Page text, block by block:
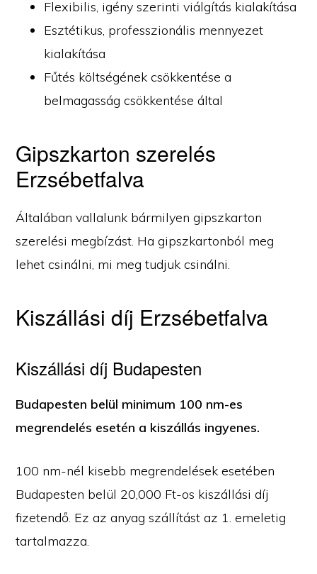
Flexibilis, igény szerinti viálgítás kialakítása
Esztétikus, professzionális mennyezet
kialakítása
Fűtés költségének csökkentése a
belmagasság csökkentése által
Gipszkarton szerelés
Erzsébetfalva
Általában vallalunk bármilyen gipszkarton
szerelési megbízást. Ha gipszkartonból meg
lehet csinálni, mi meg tudjuk csinálni.
Kiszállási díj Erzsébetfalva
Kiszállási díj Budapesten
Budapesten belül minimum 100 nm-es
megrendelés esetén a kiszállás ingyenes.
100 nm-nél kisebb megrendelések esetében
Budapesten belül 20,000 Ft-os kiszállási díj
fizetendő. Ez az anyag szállítást az 1. emeletig
tartalmazza.